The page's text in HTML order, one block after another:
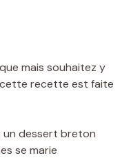
mais souhaitez y
recette est faite
un dessert breton
se marie